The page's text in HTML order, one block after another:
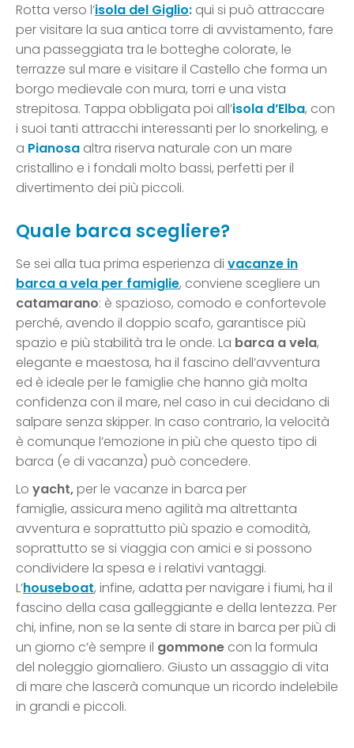
Rotta verso l’isola del Giglio: qui si può attraccare
per visitare la sua antica torre di avvistamento, fare
una passeggiata tra le botteghe colorate, le
terrazze sul mare e visitare il Castello che forma un
borgo medievale con mura, torri e una vista
strepitosa. Tappa obbligata poi all’isola d’Elba, con
i suoi tanti attracchi interessanti per lo snorkeling, e
a Pianosa altra riserva naturale con un mare
cristallino e i fondali molto bassi, perfetti per il
divertimento dei più piccoli.
Quale barca scegliere?
Se sei alla tua prima esperienza di vacanze in
barca a vela per famiglie, conviene scegliere un
catamarano: è spazioso, comodo e confortevole
perché, avendo il doppio scafo, garantisce più
spazio e più stabilità tra le onde. La barca a vela,
elegante e maestosa, ha il fascino dell’avventura
ed è ideale per le famiglie che hanno già molta
confidenza con il mare, nel caso in cui decidano di
salpare senza skipper. In caso contrario, la velocità
è comunque l’emozione in più che questo tipo di
barca (e di vacanza) può concedere.
Lo yacht,per le vacanze in barca per
famiglie, assicura meno agilità ma altrettanta
avventura e soprattutto più spazio e comodità,
soprattutto se si viaggia con amici e si possono
condividere la spesa e i relativi vantaggi.
L’houseboat, infine, adatta per navigare i fiumi, ha il
fascino della casa galleggiante e della lentezza. Per
chi, infine, non se la sente di stare in barca per più di
un giorno c’è sempre il gommone con la formula
del noleggio giornaliero. Giusto un assaggio di vita
di mare che lascerà comunque un ricordo indelebile
in grandi e piccoli.